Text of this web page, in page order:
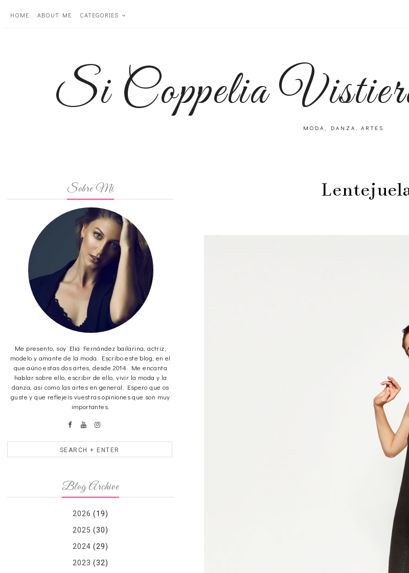
HOME ABOUT ME CATEGORIES
Si Coppelia
MODA, DANZA, ARTES
Sobre Mi
Me presento, soy Elia Fernández bailarina, actriz,
modelo y amante de la moda. Escribo este blog, en el
que aúno estas dos artes, desde 2014. Me encanta
hablar sobre ello, escribir de ello, vivir la moda y la
danza, asi como las artes en general. Espero que os
guste y que reflejeis vuestras opiniones que son muy
importantes.
Blog Archive
2026 (19)
2025 (30)
2024 (29)
2023 (32)